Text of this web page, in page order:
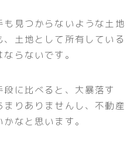
見つからないような土地
土地として所有している
らないです。
に比べると、大暴落す
りありませんし、不動産
なと思います。